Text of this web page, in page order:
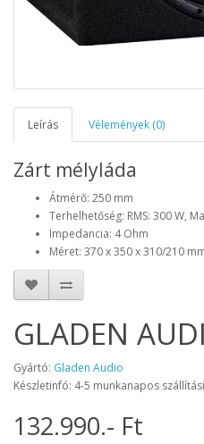
Leírás Vélemények (0)
Zárt mélyláda
Átmérő: 250 mm
Terhelhetőség: RMS: 300 W,
Impedancia: 4 Ohm
Méret: 370 x 350 x 310/210
GLADEN
Gyártó: Gladen Audio
Készletinfó: 4-5 munkanapos
132.990.- Ft